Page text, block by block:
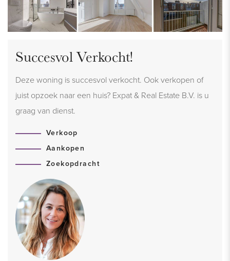
Succesvol Verkocht!
Deze woning is succesvol verkocht. Ook verkopen of
juist opzoek naar een huis? Expat & Real Estate B.V. is u
graag van dienst.
Verkoop
Aankopen
Zoekopdracht